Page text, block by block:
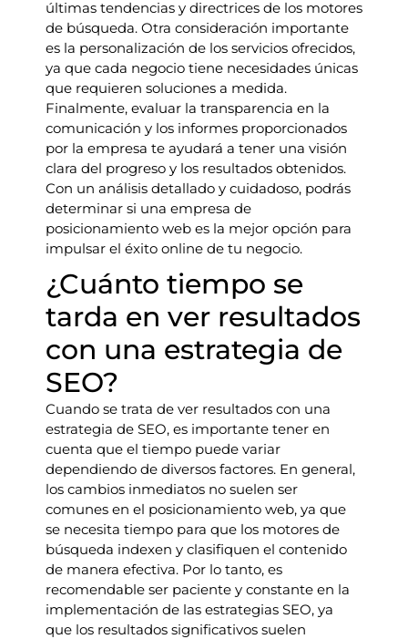
últimas tendencias y directrices de los motores
de búsqueda. Otra consideración importante
es la personalización de los servicios ofrecidos,
ya que cada negocio tiene necesidades únicas
que requieren soluciones a medida.
Finalmente, evaluar la transparencia en la
comunicación y los informes proporcionados
por la empresa te ayudará a tener una visión
clara del progreso y los resultados obtenidos.
Con un análisis detallado y cuidadoso, podrás
determinar si una empresa de
posicionamiento web es la mejor opción para
impulsar el éxito online de tu negocio.
¿Cuánto tiempo se
tarda en ver resultados
con una estrategia de
SEO?
Cuando se trata de ver resultados con una
estrategia de SEO, es importante tener en
cuenta que el tiempo puede variar
dependiendo de diversos factores. En general,
los cambios inmediatos no suelen ser
comunes en el posicionamiento web, ya que
se necesita tiempo para que los motores de
búsqueda indexen y clasifiquen el contenido
de manera efectiva. Por lo tanto, es
recomendable ser paciente y constante en la
implementación de las estrategias SEO, ya
que los resultados significativos suelen